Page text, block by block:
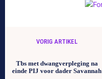
VORIG ARTIKEL
Tbs met dwangverpleging na
einde PIJ voor dader Savannah